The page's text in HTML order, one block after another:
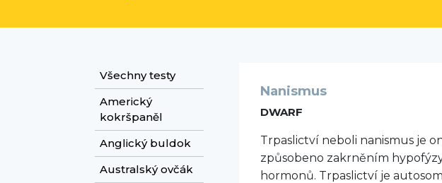
Všechny testy
Americký
kokršpaněl
Anglický buldok
Australský ovčák
Nanismus
DWARF
Trpaslictví neboli nanismus je
způsobeno zakrněním
hormonů. Trpaslictví je